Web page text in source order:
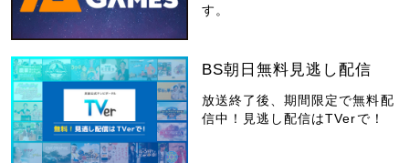
す。
BS朝日無料見逃し配信
放送終了後、期間限定で無料配
信中！見逃し配信はTVerで！